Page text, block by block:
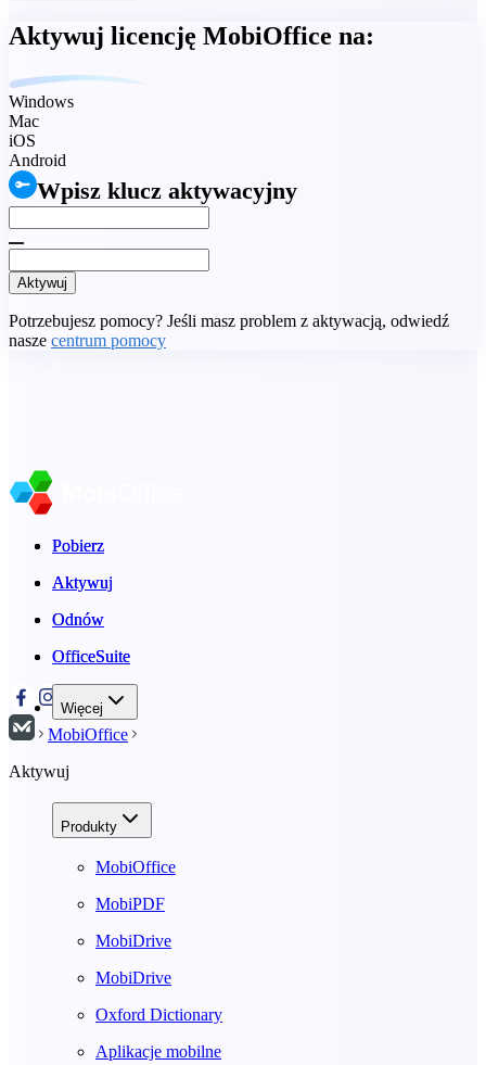
Aktywuj licencję MobiOffice na:
Windows
Mac
iOS
Android
Wpisz klucz aktywacyjny
Aktywuj
Potrzebujesz pomocy? Jeśli masz problem z aktywacją, odwiedź
nasze centrum pomocy
Pobierz
Aktywuj
Odnów
OfficeSuite
Więcej
Pobierz
Aktywuj
Odnów
OfficeSuite
MobiOffice
Aktywuj
Produkty
MobiOffice
MobiPDF
MobiDrive
MobiDrive
Oxford Dictionary
Aplikacje mobilne